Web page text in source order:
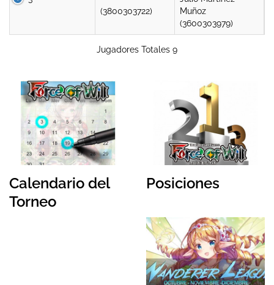
(3800303722)
Muñoz
(3600303979)
Jugadores Totales 9
Calendario del
Torneo
Posiciones